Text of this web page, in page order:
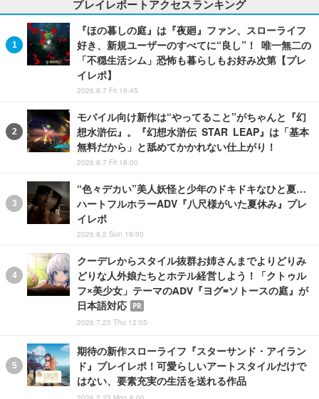
プレイレポートアクセスランキング
『ほの暮しの庭』は『夜廻』ファン、スローライフ
好き、新規ユーザーのすべてに“良し”！ 唯一無二の
「不穏生活シム」恐怖も暮らしもお好み次第【プレ
イレポ】
2026.8.7 Fri 19:45
モバイル向け新作は“やってること”がちゃんと『幻
想水滸伝』。『幻想水滸伝 STAR LEAP』は「基本
無料だから」と舐めてかかれない仕上がり！
2026.8.7 Fri 18:00
“色々デカい”美人妖怪と少年のドキドキなひと夏…
ハートフルホラーADV『八尺様がいた夏休み』プレ
イレポ
2026.8.2 Sun 19:00
クーデレからスタイル抜群お姉さんまでよりどりみ
どりな人外娘たちとホテル経営しよう！「クトゥル
フ×美少女」テーマのADV『ヨグ=ソトースの庭』が
日本語対応
PR
2026.7.23 Thu 12:05
期待の新作スローライフ『スターサンド・アイラン
ド』プレイレポ！可愛らしいアートスタイルだけで
はない、要素充実の生活を送れる作品